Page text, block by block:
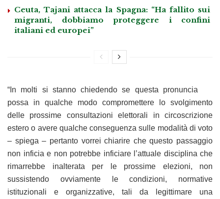
Ceuta, Tajani attacca la Spagna: “Ha fallito sui
migranti, dobbiamo proteggere i confini
italiani ed europei”
“In molti si stanno chiedendo se questa pronuncia
possa in qualche modo compromettere lo svolgimento
delle prossime consultazioni elettorali in circoscrizione
estero o avere qualche conseguenza sulle modalità di voto
– spiega – pertanto vorrei chiarire che questo passaggio
non inficia e non potrebbe inficiare l’attuale disciplina che
rimarrebbe inalterata per le prossime elezioni, non
sussistendo ovviamente le condizioni, normative
istituzionali e organizzative, tali da legittimare una